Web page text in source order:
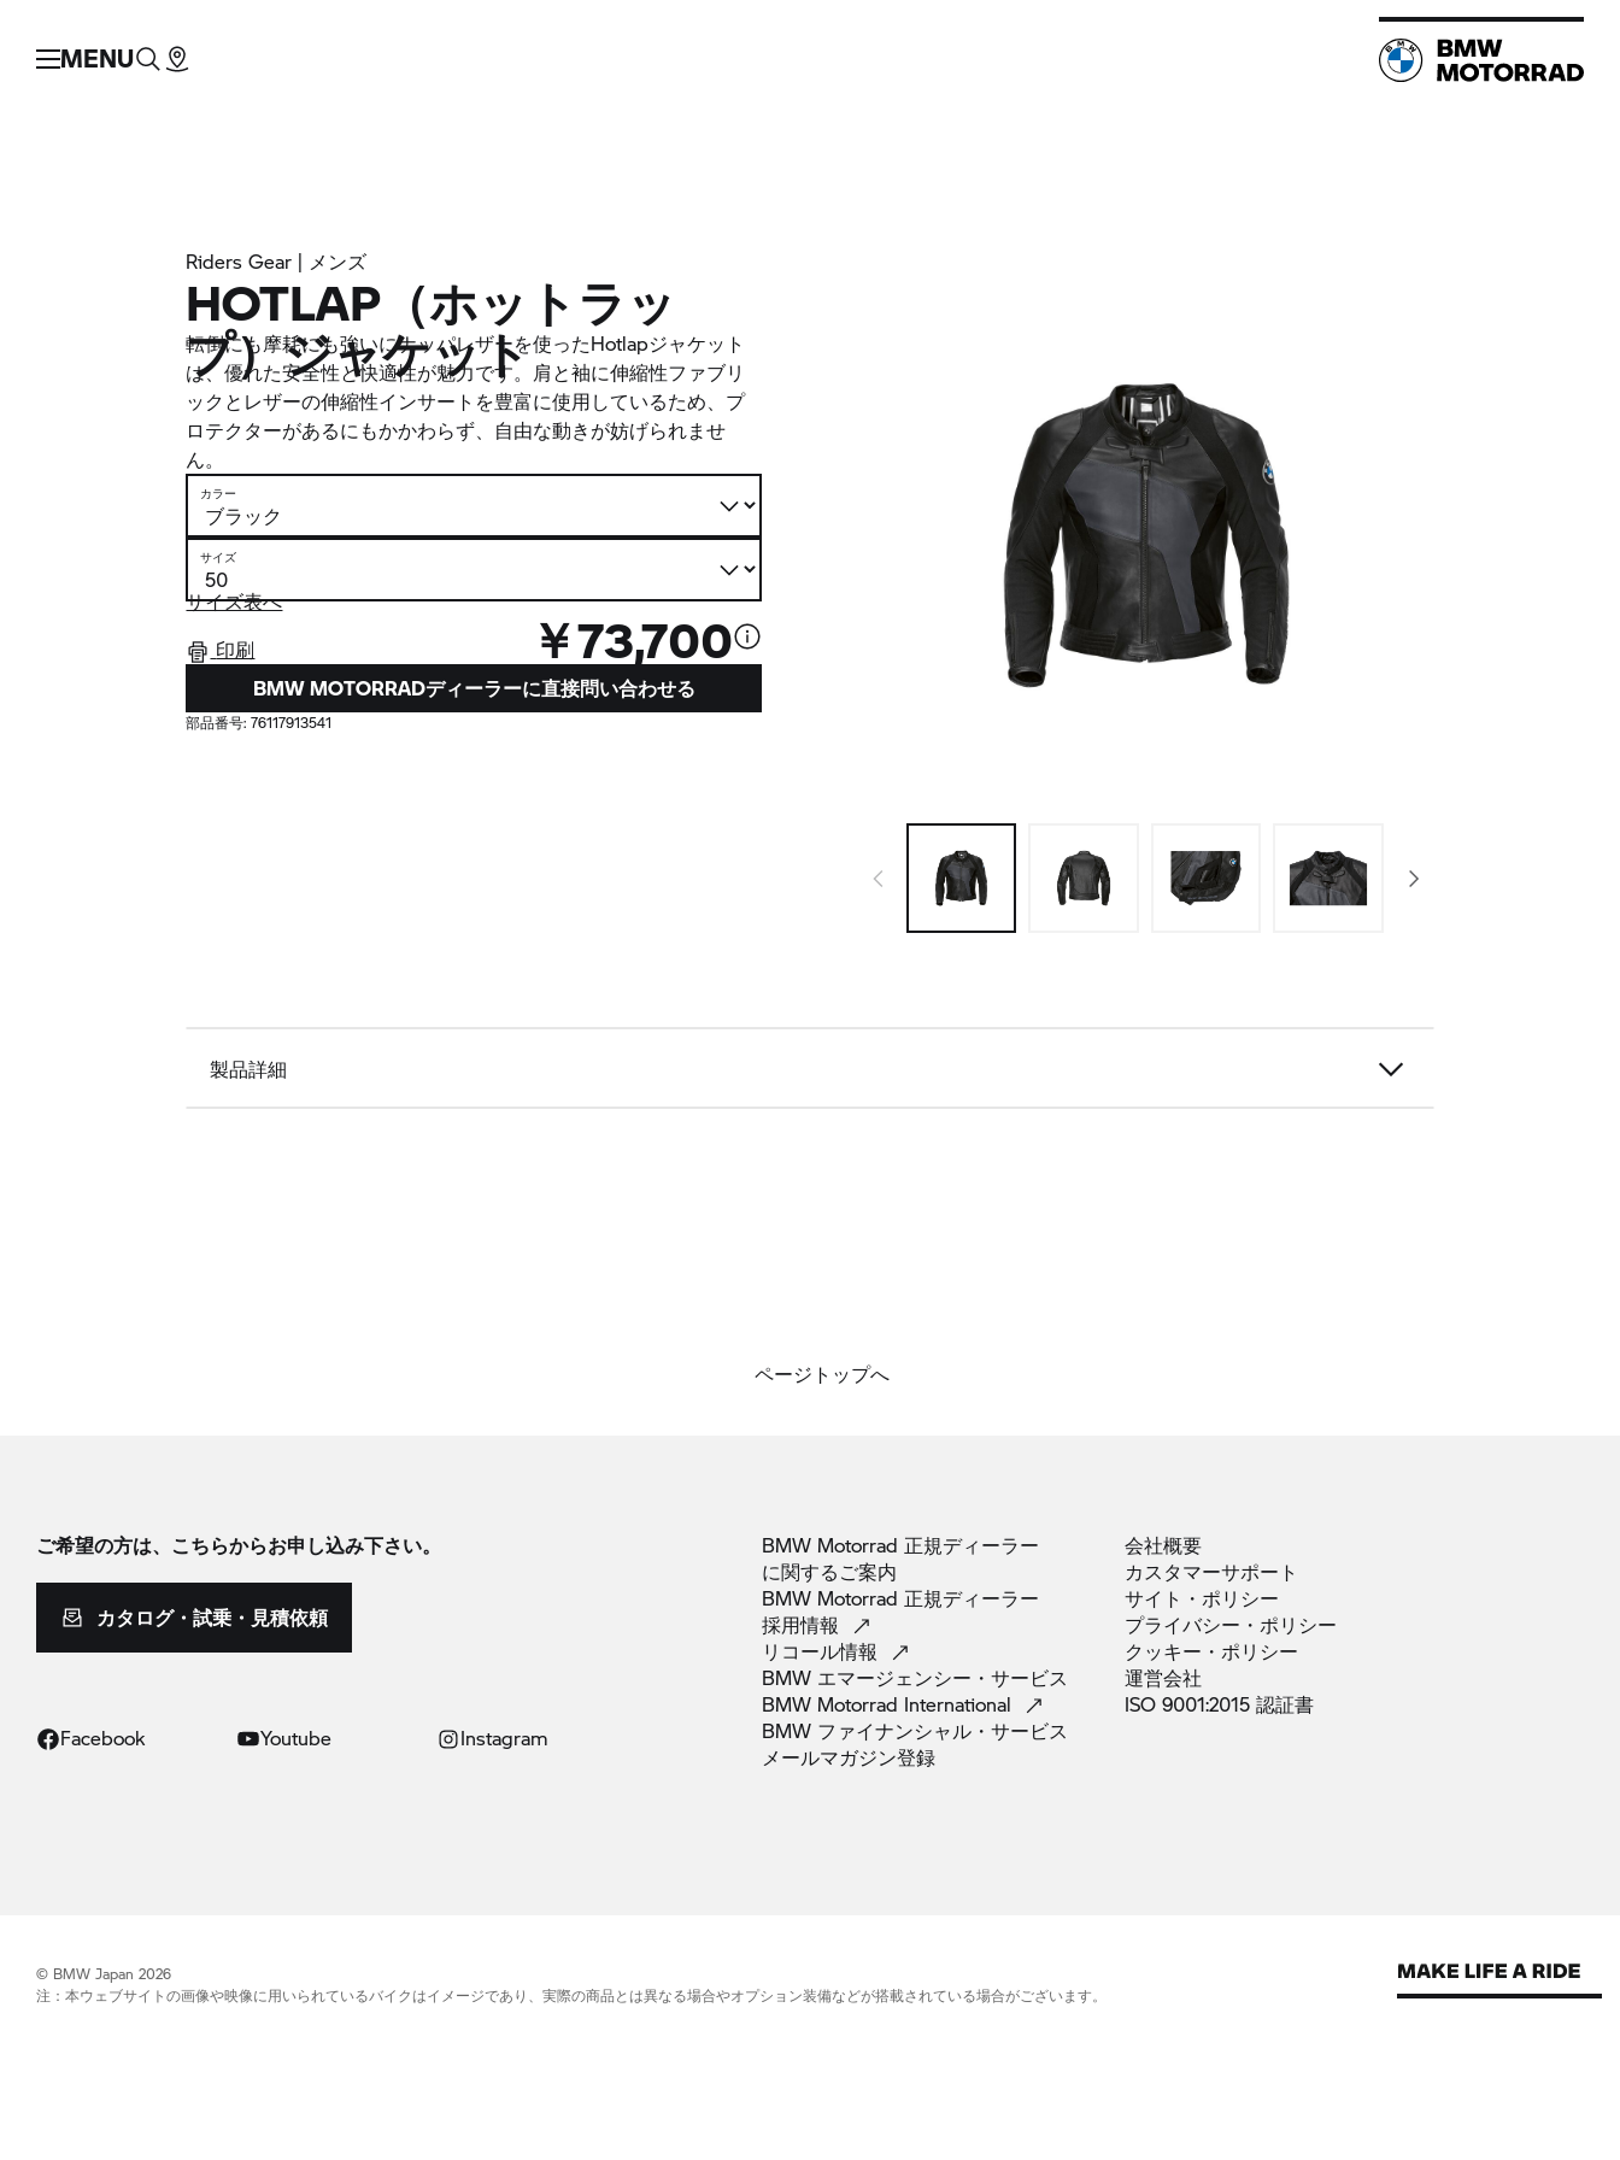
MENU
Riders Gear | メンズ
HOTLAP（ホットラッ
プ）ジャケット
転倒にも摩耗にも強いにナッパレザーを使ったHotlapジャケット
は、優れた安全性と快適性が魅力です。肩と袖に伸縮性ファブリ
ックとレザーの伸縮性インサートを豊富に使用しているため、プ
ロテクターがあるにもかかわらず、自由な動きが妨げられませ
ん。
カラー
サイズ
サイズ表へ
印刷
￥73,700
BMW MOTORRADディーラーに直接問い合わせる
部品番号:76117913541
製品詳細
ページトップへ
ご希望の方は、こちらからお申し込み下さい。
カタログ・試乗・見積依頼
Facebook Youtube Instagram
BMW Motorrad 正規ディーラー
に関するご案内
BMW Motorrad 正規ディーラー
採用情報
リコール情報
BMW エマージェンシー・サービス
BMW Motorrad International
BMW ファイナンシャル・サービス
メールマガジン登録
会社概要
カスタマーサポート
サイト・ポリシー
プライバシー・ポリシー
クッキー・ポリシー
運営会社
ISO 9001:2015 認証書
© BMW Japan 2026
注：本ウェブサイトの画像や映像に用いられているバイクはイメージであり、実際の商品とは異なる場合やオプション装備などが搭載されている場合がございます。